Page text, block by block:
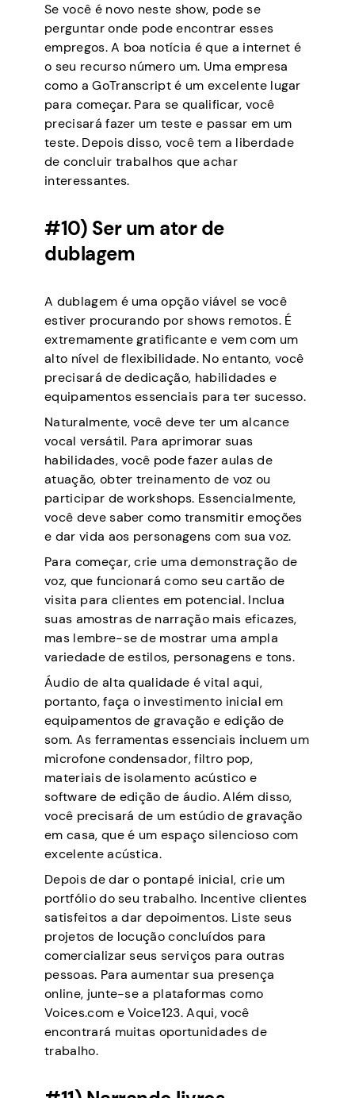
Se você é novo neste show, pode se
perguntar onde pode encontrar esses
empregos. A boa notícia é que a internet é
o seu recurso número um. Uma empresa
como a GoTranscript é um excelente lugar
para começar. Para se qualificar, você
precisará fazer um teste e passar em um
teste. Depois disso, você tem a liberdade
de concluir trabalhos que achar
interessantes.
#10) Ser um ator de
dublagem
A dublagem é uma opção viável se você
estiver procurando por shows remotos. É
extremamente gratificante e vem com um
alto nível de flexibilidade. No entanto, você
precisará de dedicação, habilidades e
equipamentos essenciais para ter sucesso.
Naturalmente, você deve ter um alcance
vocal versátil. Para aprimorar suas
habilidades, você pode fazer aulas de
atuação, obter treinamento de voz ou
participar de workshops. Essencialmente,
você deve saber como transmitir emoções
e dar vida aos personagens com sua voz.
Para começar, crie uma demonstração de
voz, que funcionará como seu cartão de
visita para clientes em potencial. Inclua
suas amostras de narração mais eficazes,
mas lembre-se de mostrar uma ampla
variedade de estilos, personagens e tons.
Áudio de alta qualidade é vital aqui,
portanto, faça o investimento inicial em
equipamentos de gravação e edição de
som. As ferramentas essenciais incluem um
microfone condensador, filtro pop,
materiais de isolamento acústico e
software de edição de áudio. Além disso,
você precisará de um estúdio de gravação
em casa, que é um espaço silencioso com
excelente acústica.
Depois de dar o pontapé inicial, crie um
portfólio do seu trabalho. Incentive clientes
satisfeitos a dar depoimentos. Liste seus
projetos de locução concluídos para
comercializar seus serviços para outras
pessoas. Para aumentar sua presença
online, junte-se a plataformas como
Voices.com e Voice123. Aqui, você
encontrará muitas oportunidades de
trabalho.